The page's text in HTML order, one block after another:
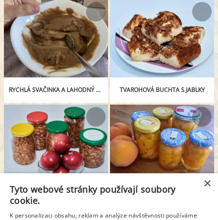
RYCHLÁ SVAČINKA A LAHODNÝ DEZERT V JEDNOM TVAROHOVÁ BUCHTA S JABLKY
STROUHANÁ STERILOVANÁ JABLKA BROSKVOVÝ KOMPOT
×
Tyto webové stránky používají soubory
cookie.
K personalizaci obsahu, reklam a analýze návštěvnosti používáme